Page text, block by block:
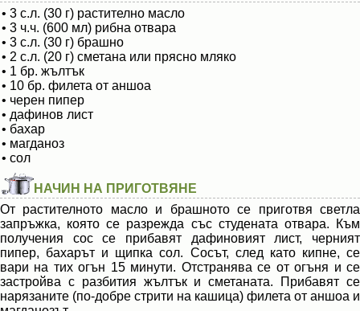
• 3 с.л. (30 г) растително масло
• 3 ч.ч. (600 мл) рибна отвара
• 3 с.л. (30 г) брашно
• 2 с.л. (20 г) сметана или прясно мляко
• 1 бр. жълтък
• 10 бр. филета от аншоа
• черен пипер
• дафинов лист
• бахар
• магданоз
• сол
НАЧИН НА ПРИГОТВЯНЕ
От растителното масло и брашното се приготвя светла
запръжка, която се разрежда със студената отвара. Към
получения сос се прибавят дафиновият лист, черният
пипер, бахарът и щипка сол. Сосът, след като кипне, се
вари на тих огън 15 минути. Отстранява се от огъня и се
застройва с разбития жълтък и сметаната. Прибавят се
нарязаните (по-добре стрити на кашица) филета от аншоа и